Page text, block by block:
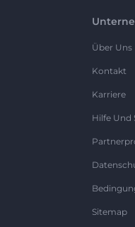
Über Uns
Kontakt
Karriere
Hilfe Und
Sitemap